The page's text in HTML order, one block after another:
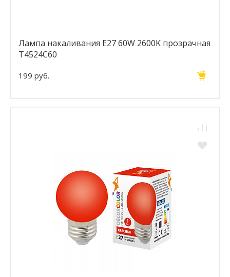
Лампа накаливания E27 60W 2600K прозрачная
T4524C60
199 руб.